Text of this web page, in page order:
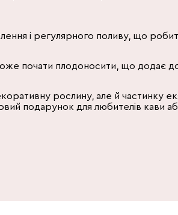
і регулярного поливу, що
почати плодоносити, що додає
рослину, але й частинку
подарунок для любителів кави